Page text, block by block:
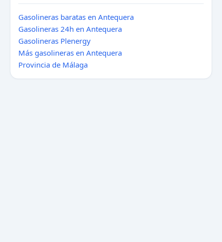
Gasolineras baratas en Antequera
Gasolineras 24h en Antequera
Gasolineras Plenergy
Más gasolineras en Antequera
Provincia de Málaga